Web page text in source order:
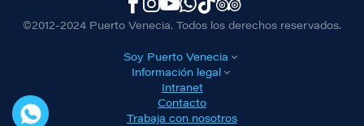
©2012-2024 Puerto Venecia. Todos los derechos reservados.
Soy Puerto Venecia
Información legal
Intranet
Contacto
Trabaja con nosotros